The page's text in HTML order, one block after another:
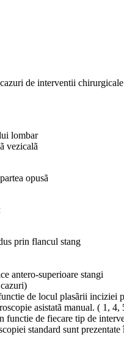
de interventii
lombar
vezicalã
opusã
prin flancul stang
antero-superioare stangi
de locul plasãrii
asistatã manual. ( 1, 4,
functie de fiecare tip de
standard sunt prezentate